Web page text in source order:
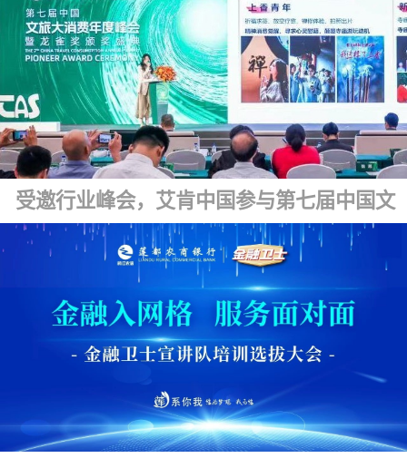
受邀行业峰会，艾肯中国参与第七届中国文旅大消费年度峰会暨龙雀盛典